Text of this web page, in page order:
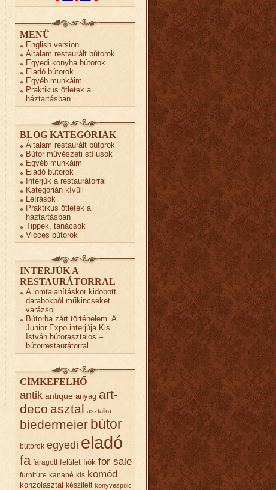
MENÜ
English version
Általam restaurált bútorok
Egyedi konyha bútorok
Eladó bútorok
Egyéb munkáim
Praktikus ötletek a
háztartásban
BLOG KATEGÓRIÁK
Általam restaurált bútorok
Bútor művészeti stílusok
Egyéb munkáim
Eladó bútorok
Interjúk a restaurátorral
Kategórián kívüli
Leírások
Praktikus ötletek a
háztartásban
Tippek, tanácsok
Vicces bútorok
INTERJÚK A
RESTAURÁTORRAL
A lomtalanításkor kidobott
darabokból műkincseket
varázsol
Bútorba zárt történelem. A
Junior Expo interjúja Kis
István bútorasztalos –
bútorrestaurátorral.
CÍMKEFELHŐ
antik antique anyag art-
deco asztal asztalka
biedermeier bútor
bútorok egyedi eladó
fa faragott felület fiók for sale
furniture kanapé kis komód
konzolasztal készített könyvespolc